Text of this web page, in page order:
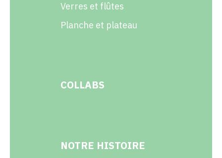
Verres et flûtes
Planche et plateau
COLLABS
NOTRE HISTOIRE